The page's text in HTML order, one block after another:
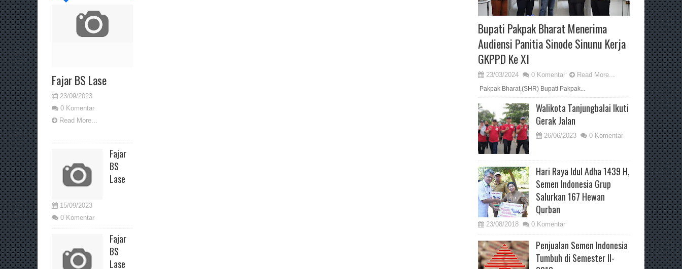
Fajar BS Lase
23/09/2023
0 Komentar
Read More...
Fajar
BS
Lase
15/09/2023
0 Komentar
Fajar
BS
Lase
Bupati Pakpak Bharat Menerima
Audiensi Panitia Sinode Sinunu Kerja
GKPPD Ke XI
23/03/2024 0 Komentar Read More...
Pakpak Bharat,(SHR) Bupati Pakpak...
Walikota Tanjungbalai Ikuti
Gerak Jalan
26/06/2023 0 Komentar
Hari Raya Idul Adha 1439 H,
Semen Indonesia Grup
Salurkan 167 Hewan
Qurban
23/08/2018 0 Komentar
Penjualan Semen Indonesia
Tumbuh di Semester II-